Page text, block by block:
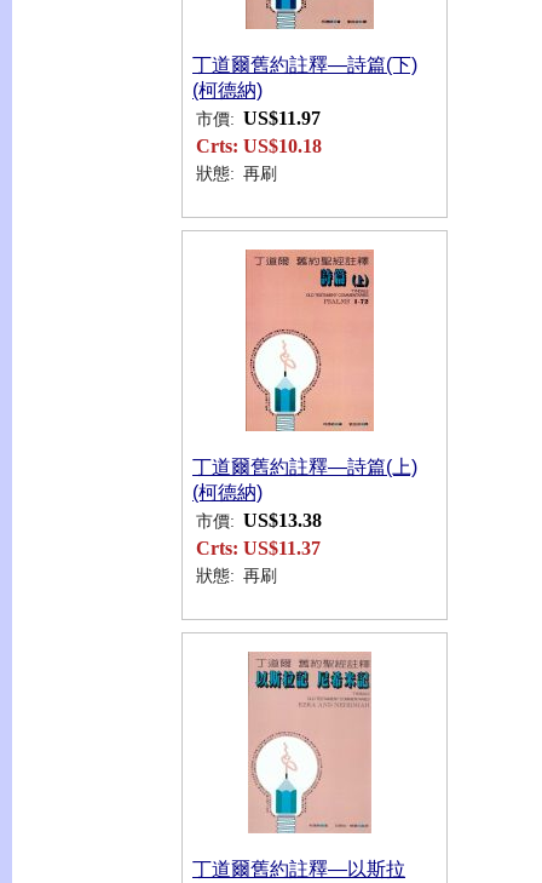
丁道爾舊約註釋—詩篇(下)
(柯德納)
市價: US$11.97
Crts: US$10.18
狀態: 再刷
丁道爾舊約註釋—詩篇(上)
(柯德納)
市價: US$13.38
Crts: US$11.37
狀態: 再刷
丁道爾舊約註釋—以斯拉